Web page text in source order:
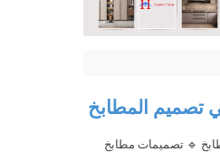
تصميم المطابخ
🔹 تصميمات مطابخ